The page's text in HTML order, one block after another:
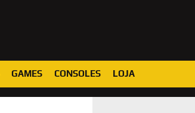
GAMES CONSOLES LOJA